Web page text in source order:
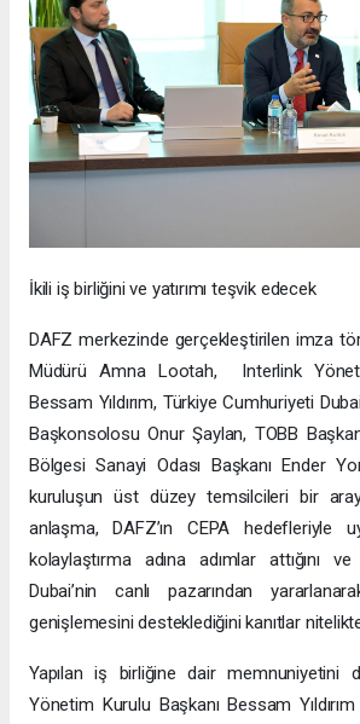
İkili iş birliğini ve yatırımı teşvik edecek
DAFZ merkezinde gerçekleştirilen imza
Müdürü Amna Lootah, Interlink
Bessam Yıldırım, Türkiye Cumhuriyeti
Başkonsolosu Onur Şaylan, TOBB
Bölgesi Sanayi Odası Başkanı Ender
kuruluşun üst düzey temsilcileri bir
anlaşma, DAFZ’ın CEPA hedefleriyle
kolaylaştırma adına adımlar attığını
Dubai’nin canlı pazarından
genişlemesini desteklediğini kanıtlar
Yapılan iş birliğine dair memnuniyetini
Yönetim Kurulu Başkanı Bessam